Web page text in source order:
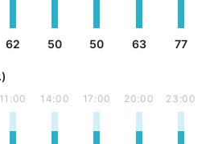
62 50 50 63 77
11:00 14:00 17:00 20:00 23:00